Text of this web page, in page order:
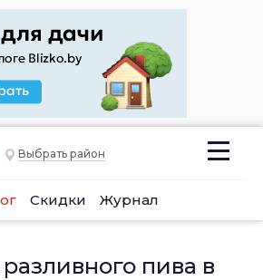
Выбрать район
Скидки Журнал
пива в